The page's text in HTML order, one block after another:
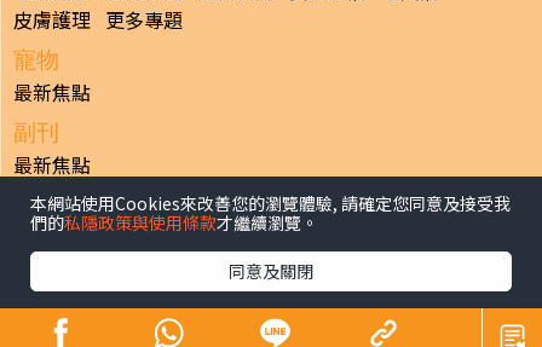
皮膚護理 更多專題
寵物
最新焦點
副刊
最新焦點
日報
揭頁版 港聞 財經/地產 中國/國際
生活副刊
體育 專題/人物
香港經濟日報版權所有©2026
本網站使用Cookies來改善您的瀏覽體驗, 請確定您同意及接受我
們的私隱政策與使用條款才繼續瀏覽。
同意及關閉